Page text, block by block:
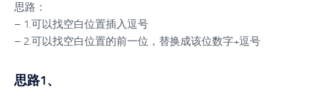
思路：
– 1.可以找空白位置插入逗号
– 2.可以找空白位置的前一位，替换成该位数字+逗号
思路1、